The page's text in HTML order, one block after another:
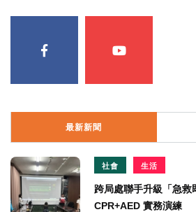
最新新聞
社會 生活
跨局處聯手升級「急救
CPR+AED 實務演練